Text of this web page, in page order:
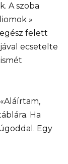
A szoba
»
felett
ecsetelte
Ha
Egy